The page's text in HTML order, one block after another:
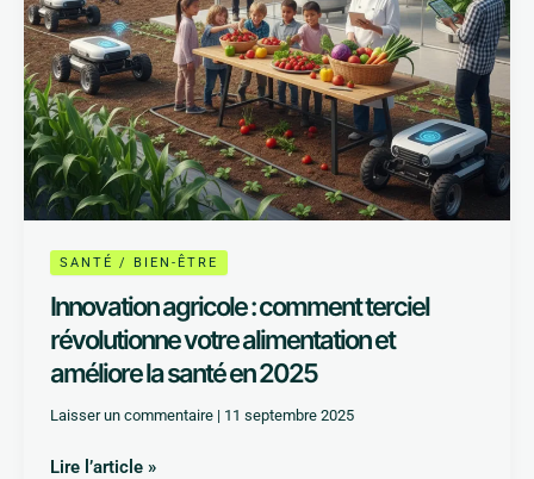
SANTÉ / BIEN-ÊTRE
Innovation agricole : comment terciel
révolutionne votre alimentation et
améliore la santé en 2025
Laisser un commentaire | 11 septembre 2025
améliore
la
santé
en
2025
Lire l’article »